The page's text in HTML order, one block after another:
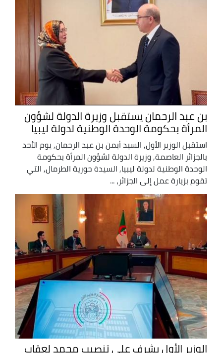
بن عبد الرحمان يستقبل وزيرة الدولة لشؤون
المرأة بحكومة الوحدة الوطنية لدولة ليبيا
استقبل الوزير الأول, السيد أيمن بن عبد الرحمان, يوم الأحد
بالجزائر العاصمة, وزيرة الدولة لشؤون المرأة بحكومة
الوحدة الوطنية لدولة ليبيا, السيدة حورية الطرمال, التي
تقوم بزيارة عمل إلى الجزائر، ...
الوزير الأول يشرف على تنصيب محمد لعقاب